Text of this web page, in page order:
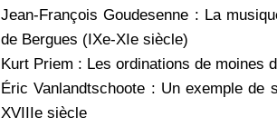
Jean-François Goudesenne : La
de Bergues (IXe-XIe siècle)
Kurt Priem : Les ordinations de moines
Éric Vanlandtschoote : Un exemple de
XVIIIe siècle